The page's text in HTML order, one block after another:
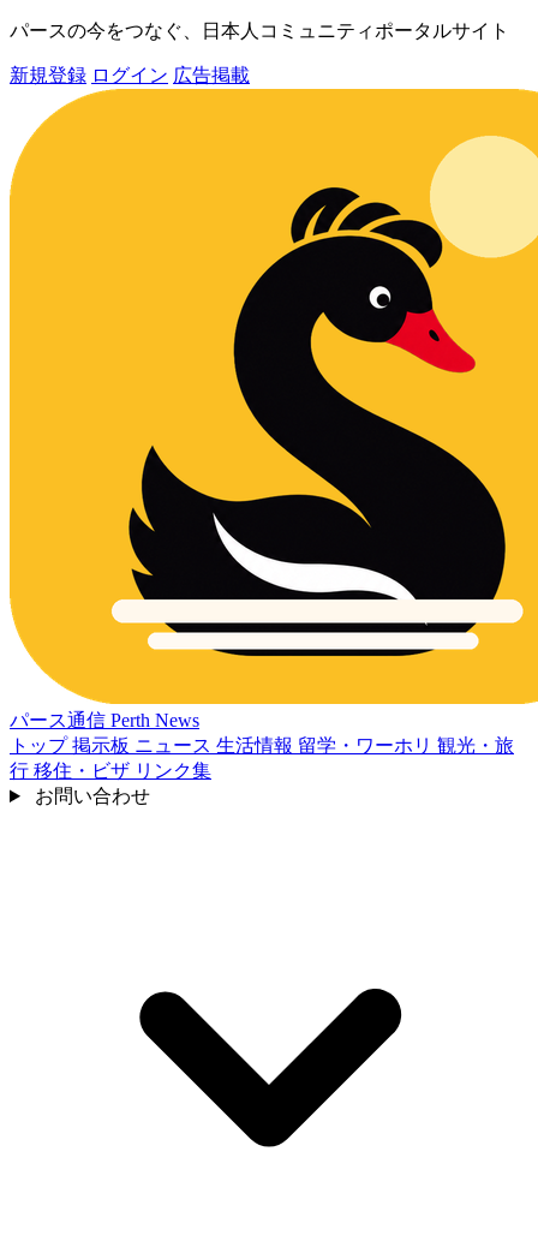
パースの今をつなぐ、日本人コミュニティポータルサイト
新規登録 ログイン 広告掲載
パース通信 Perth News
トップ掲示板 ニュース 生活情報 留学・ワーホリ 観光・旅
行 移住・ビザ リンク集
お問い合わせ